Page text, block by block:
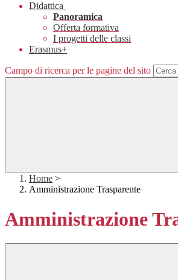
Didattica
Panoramica
Offerta formativa
I progetti delle classi
Erasmus+
Campo di ricerca per le pagine del sito
Home >
Amministrazione Trasparente
Amministrazione